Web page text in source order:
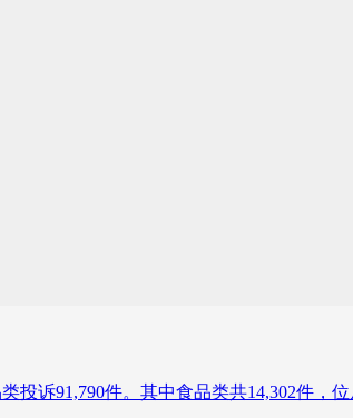
诉91,790件。其中食品类共14,302件，